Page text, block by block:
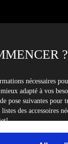
?
nécessaires
adapté à vos
pose suivantes pour
des accessoires